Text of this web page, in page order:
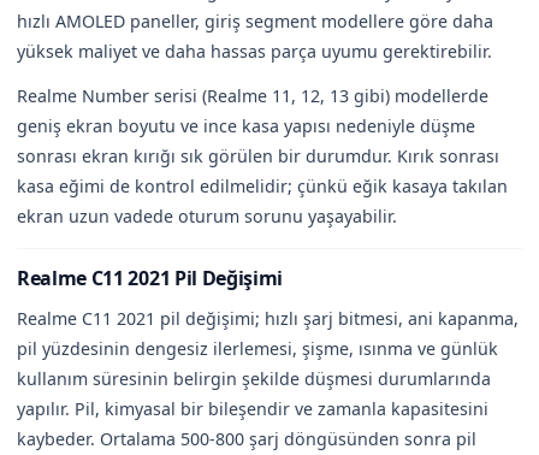
hızlı AMOLED paneller, giriş segment modellere göre daha
yüksek maliyet ve daha hassas parça uyumu gerektirebilir.
Realme Number serisi (Realme 11, 12, 13 gibi) modellerde
geniş ekran boyutu ve ince kasa yapısı nedeniyle düşme
sonrası ekran kırığı sık görülen bir durumdur. Kırık sonrası
kasa eğimi de kontrol edilmelidir; çünkü eğik kasaya takılan
ekran uzun vadede oturum sorunu yaşayabilir.
Realme C11 2021 Pil Değişimi
Realme C11 2021 pil değişimi; hızlı şarj bitmesi, ani kapanma,
pil yüzdesinin dengesiz ilerlemesi, şişme, ısınma ve günlük
kullanım süresinin belirgin şekilde düşmesi durumlarında
yapılır. Pil, kimyasal bir bileşendir ve zamanla kapasitesini
kaybeder. Ortalama 500-800 şarj döngüsünden sonra pil